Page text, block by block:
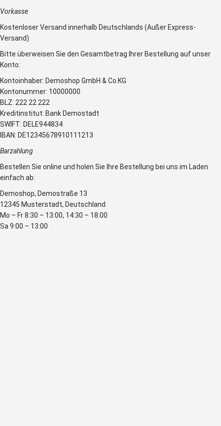
Vorkasse
Kostenloser Versand innerhalb Deutschlands (Außer Express-
Versand)
Bitte überweisen Sie den Gesamtbetrag Ihrer Bestellung auf unser
Konto:
Kontoinhaber: Demoshop GmbH & Co.KG
Kontonummer: 10000000
BLZ: 222 22 222
Kreditinstitut: Bank Demostadt
SWIFT: DELE944834
IBAN: DE12345678910111213
Barzahlung
Bestellen Sie online und holen Sie Ihre Bestellung bei uns im Laden
einfach ab:
Demoshop, Demostraße 13
12345 Musterstadt, Deutschland
Mo – Fr 8:30 – 13:00, 14:30 – 18:00
Sa 9:00 – 13:00